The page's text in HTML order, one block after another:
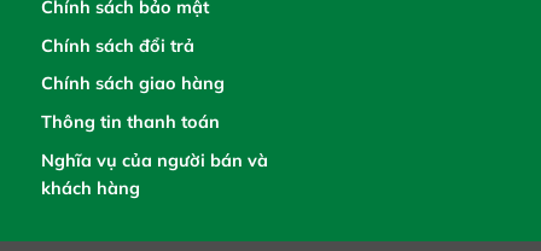
Chính sách bảo mật
Chính sách đổi trả
Chính sách giao hàng
Thông tin thanh toán
Nghĩa vụ của người bán và
khách hàng